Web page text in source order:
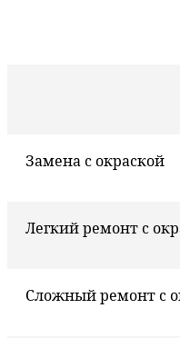
Замена с окраской
Легкий ремонт с
Сложный ремонт с